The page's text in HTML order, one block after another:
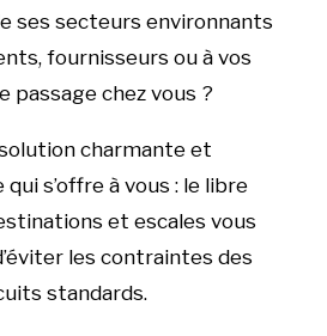
ses secteurs environnants
fournisseurs ou à vos
passage chez vous ?
solution charmante et
s’offre à vous : le libre
et escales vous
les contraintes des
standards.